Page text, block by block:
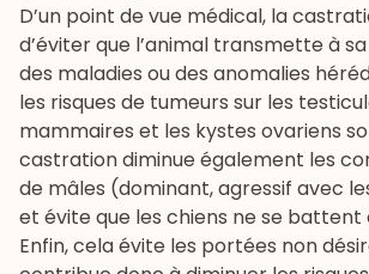
D’un point de vue médical, la
d’éviter que l’animal transmette à
des maladies ou des anomalies
les risques de tumeurs sur les
mammaires et les kystes ovariens
castration diminue également les
de mâles (dominant, agressif avec
et évite que les chiens ne se battent
Enfin, cela évite les portées non